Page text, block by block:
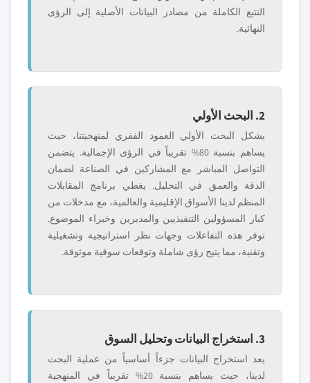
التتبع الكاملة من مصادر البيانات الأصلية إلى الرؤى
النهائية.
2. البحث الأولي
يشكل البحث الأولي العمود الفقري لمنهجيتنا، حيث
يساهم بنسبة 80% تقريباً في الرؤى الإجمالية. يتضمن
التواصل المباشر مع المشاركين في الصناعة لضمان
الدقة والعمق في التحليل. يغطي برنامج المقابلات
المنظم لدينا الأسواق الإقليمية والعالمية، مع مدخلات من
كبار المسؤولين التنفيذيين والمديرين وخبراء الموضوع.
توفر هذه التفاعلات وجهات نظر استراتيجية وتشغيلية
وتقنية، مما يتيح رؤى شاملة وتوقعات سوقية موثوقة.
3. استخراج البيانات وتحليل السوق
يعد استخراج البيانات جزءاً أساسياً من عملية البحث
لدينا، حيث يساهم بنسبة 20% تقريباً في المنهجية